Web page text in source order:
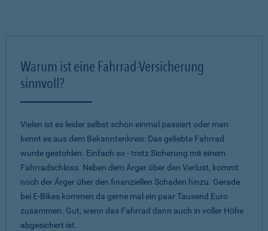
Warum ist eine Fahrrad-Versicherung
sinnvoll?
Vielen ist es leider selbst schon einmal passiert oder man
kennt es aus dem Bekanntenkreis: Das geliebte Fahrrad
wurde gestohlen. Einfach so - trotz Sicherung mit einem
Fahrradschloss. Neben dem Ärger über den Verlust, kommt
noch der Ärger über den finanziellen Schaden hinzu. Gerade
bei E-Bikes kommen da gerne mal ein paar Tausend Euro
zusammen. Gut, wenn das Fahrrad dann auch in voller Höhe
abgesichert ist.